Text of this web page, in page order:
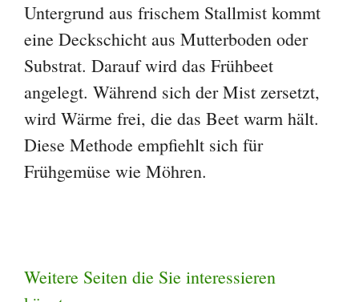
Untergrund aus frischem Stallmist kommt
eine Deckschicht aus Mutterboden oder
Substrat. Darauf wird das Frühbeet
angelegt. Während sich der Mist zersetzt,
wird Wärme frei, die das Beet warm hält.
Diese Methode empfiehlt sich für
Frühgemüse wie Möhren.
Weitere Seiten die Sie interessieren